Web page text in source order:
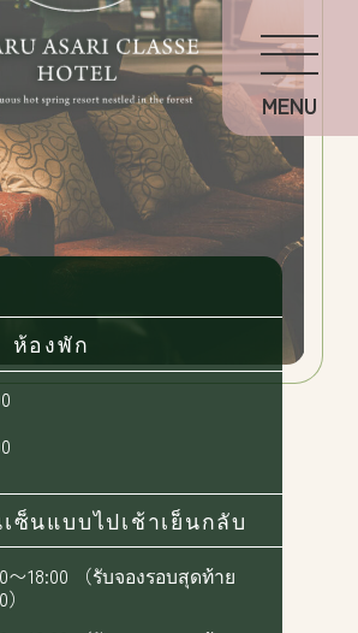
ที่ปรุงอย่างพิถีพิถัน FOOD
เพื่อความผ่อนคลาย
กแสนสบาย GUEST ROOM
ล่นในป่าอาซาริ STROLL
ำหรับการเข้าพัก RECOMMEND
ทาง
ความเป็นส่วนตัว
English
中文繁体
한국어
ห้องพัก
ซ็นแบบไปเช้าเย็นกลับ
〜18:00 （รับจองรอบสุดท้าย